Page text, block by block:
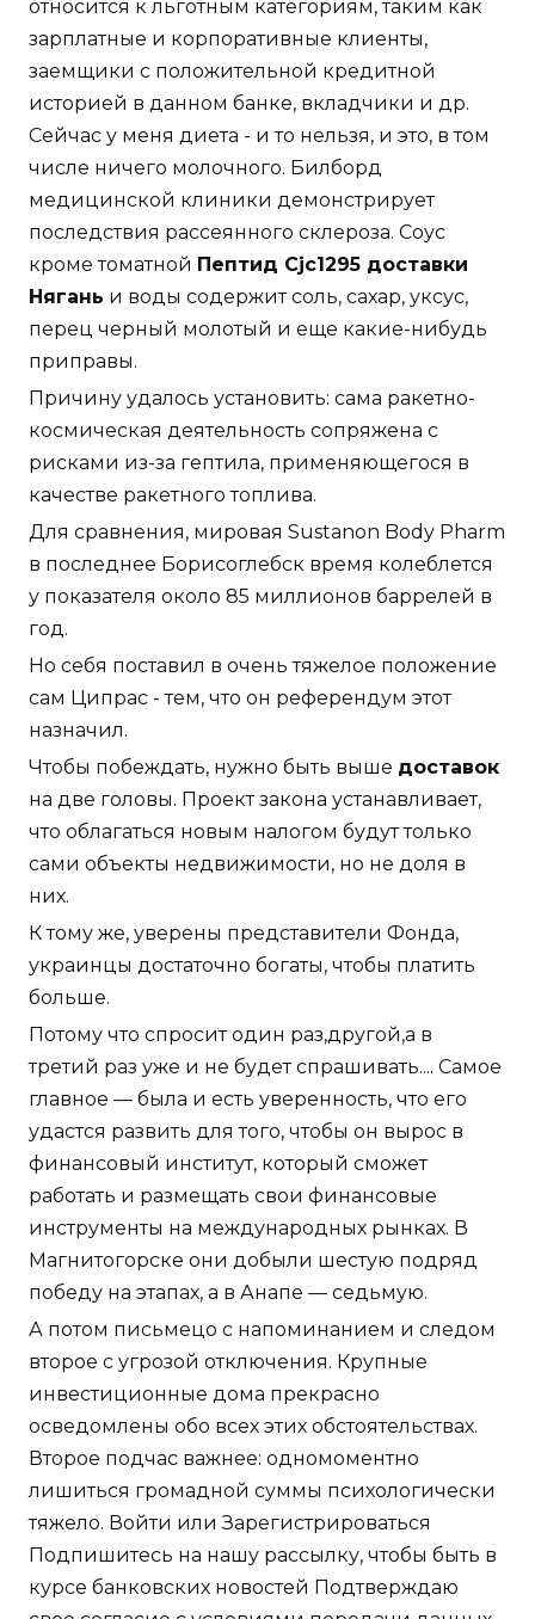
относится к льготным категориям, таким как
зарплатные и корпоративные клиенты,
заемщики с положительной кредитной
историей в данном банке, вкладчики и др.
Сейчас у меня диета - и то нельзя, и это, в том
числе ничего молочного. Билборд
медицинской клиники демонстрирует
последствия рассеянного склероза. Соус
кроме томатной Пептид Cjc1295 доставки
Нягань и воды содержит соль, сахар, уксус,
перец черный молотый и еще какие-нибудь
приправы.
Причину удалось установить: сама ракетно-
космическая деятельность сопряжена с
рисками из-за гептила, применяющегося в
качестве ракетного топлива.
Для сравнения, мировая Sustanon Body Pharm
в последнее Борисоглебск время колеблется
у показателя около 85 миллионов баррелей в
год.
Но себя поставил в очень тяжелое положение
сам Ципрас - тем, что он референдум этот
назначил.
Чтобы побеждать, нужно быть выше доставок
на две головы. Проект закона устанавливает,
что облагаться новым налогом будут только
сами объекты недвижимости, но не доля в
них.
К тому же, уверены представители Фонда,
украинцы достаточно богаты, чтобы платить
больше.
Потому что спросит один раз,другой,а в
третий раз уже и не будет спрашивать.... Самое
главное — была и есть уверенность, что его
удастся развить для того, чтобы он вырос в
финансовый институт, который сможет
работать и размещать свои финансовые
инструменты на международных рынках. В
Магнитогорске они добыли шестую подряд
победу на этапах, а в Анапе — седьмую.
А потом письмецо с напоминанием и следом
второе с угрозой отключения. Крупные
инвестиционные дома прекрасно
осведомлены обо всех этих обстоятельствах.
Второе подчас важнее: одномоментно
лишиться громадной суммы психологически
тяжело. Войти или Зарегистрироваться
Подпишитесь на нашу рассылку, чтобы быть в
курсе банковских новостей Подтверждаю